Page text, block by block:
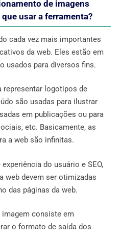
de imagens
usar a ferramenta?
cada vez mais importantes
da web. Eles estão em
usados ​​para diversos fins.
representar logotipos de
são usadas para ilustrar
em publicações ou para
etc. Basicamente, as
a web são infinitas.
do usuário e SEO,
web devem ser otimizadas
das páginas da web.
imagem consiste em
o formato de saída dos